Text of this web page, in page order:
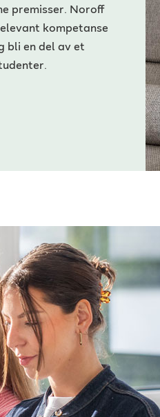
premisser. Noroff
kompetanse
bli en del av et